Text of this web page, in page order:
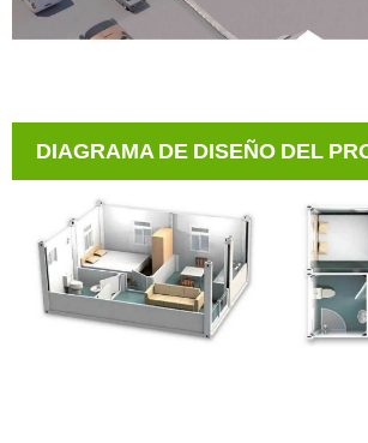
DIAGRAMA DE DISEÑO DEL